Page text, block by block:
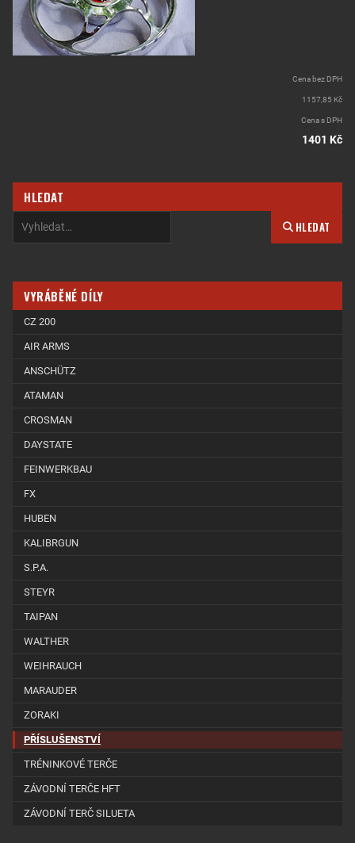
Cena bez DPH
1157,85 Kč
Cena s DPH
1401 Kč
HLEDAT
HLEDAT
VYRÁBĚNÉ DÍLY
CZ 200
AIR ARMS
ANSCHÜTZ
ATAMAN
CROSMAN
DAYSTATE
FEINWERKBAU
FX
HUBEN
KALIBRGUN
S.P.A.
STEYR
TAIPAN
WALTHER
WEIHRAUCH
MARAUDER
ZORAKI
PŘÍSLUŠENSTVÍ
TRÉNINKOVÉ TERČE
ZÁVODNÍ TERČE HFT
ZÁVODNÍ TERČ SILUETA